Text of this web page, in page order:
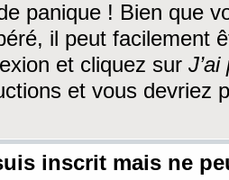
panique ! Bien que
il peut facilement
et cliquez sur
et vous devriez
inscrit mais ne